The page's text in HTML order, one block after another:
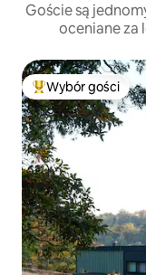
Goście są
oceniane za
Najpopularniejsze
Wybór gości